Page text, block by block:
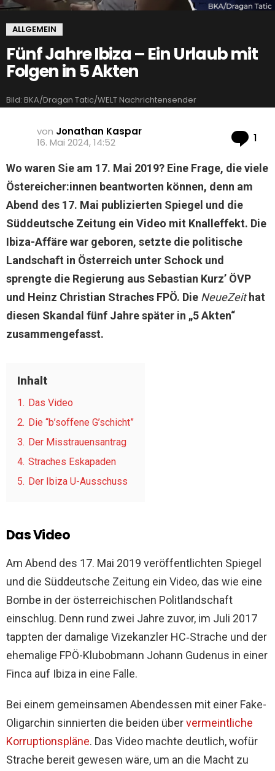
ALLGEMEIN
Fünf Jahre Ibiza – Ein Urlaub mit
Folgen in 5 Akten
Bild: BKA/Dragan Tatic/WELT Nachrichtensender
von Jonathan Kaspar
16. Mai 2024, 14:52
1
Wo waren Sie am 17. Mai 2019? Eine Frage, die viele
Östereicher:innen beantworten können, denn am
Abend des 17. Mai publizierten Spiegel und die
Süddeutsche Zeitung ein Video mit Knalleffekt. Die
Ibiza-Affäre war geboren, setzte die politische
Landschaft in Österreich unter Schock und
sprengte die Regierung aus Sebastian Kurz’ ÖVP
und Heinz Christian Straches FPÖ. Die NeueZeithat
diesen Skandal fünf Jahre später in „5 Akten“
zusammengefasst.
Inhalt
1. Das Video
2. Die “b’soffene G’schicht”
3. Der Misstrauensantrag
4. Straches Eskapaden
5. Der Ibiza U-Ausschuss
Das Video
Am Abend des 17. Mai 2019 veröffentlichten Spiegel
und die Süddeutsche Zeitung ein Video, das wie eine
Bombe in der österreichischen Politlandschaft
einschlug. Denn rund zwei Jahre zuvor, im Juli 2017
tappten der damalige Vizekanzler HC‐Strache und der
ehemalige FPÖ-Klubobmann Johann Gudenus in einer
Finca auf Ibiza in eine Falle.
Bei einem gemeinsamen Abendessen mit einer Fake-
Oligarchin sinnierten die beiden übervermeintliche
Korruptionspläne. Das Video machte deutlich, wofür
Strache bereit gewesen wäre, um an die Macht zu